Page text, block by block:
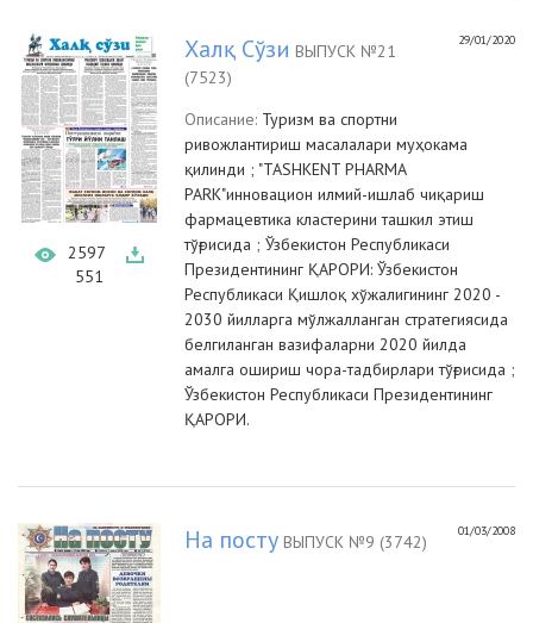
2597
551
29/01/2020
Халқ Сўзи ВЫПУСК №21
(7523)
Описание: Туризм ва спортни
ривожлантириш масалалари муҳокама
қилинди ; "TASHKENT PHARMA
PARK"инновацион илмий-ишлаб чиқариш
фармацевтика кластерини ташкил этиш
тўғрисида ; Ўзбекистон Республикаси
Президентининг ҚАРОРИ: Ўзбекистон
Республикаси Қишлоқ хўжалигининг 2020 -
2030 йилларга мўлжалланган стратегиясида
белгиланган вазифаларни 2020 йилда
амалга ошириш чора-тадбирлари тўғрисида ;
Ўзбекистон Республикаси Президентининг
ҚАРОРИ.
01/03/2008
На посту ВЫПУСК №9 (3742)